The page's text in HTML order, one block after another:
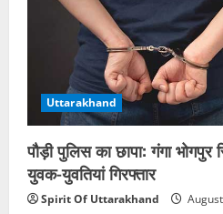
किया
5315
करोड़
का
अनुपूरक
बजट,
विपक्ष
ने
टेबल
पलटी
माइक
तोड़ा
Uttarakhand
पौड़ी पुलिस का छापा: गंगा भोगपुर
युवक-युवतियां गिरफ्तार
Spirit Of Uttarakhand